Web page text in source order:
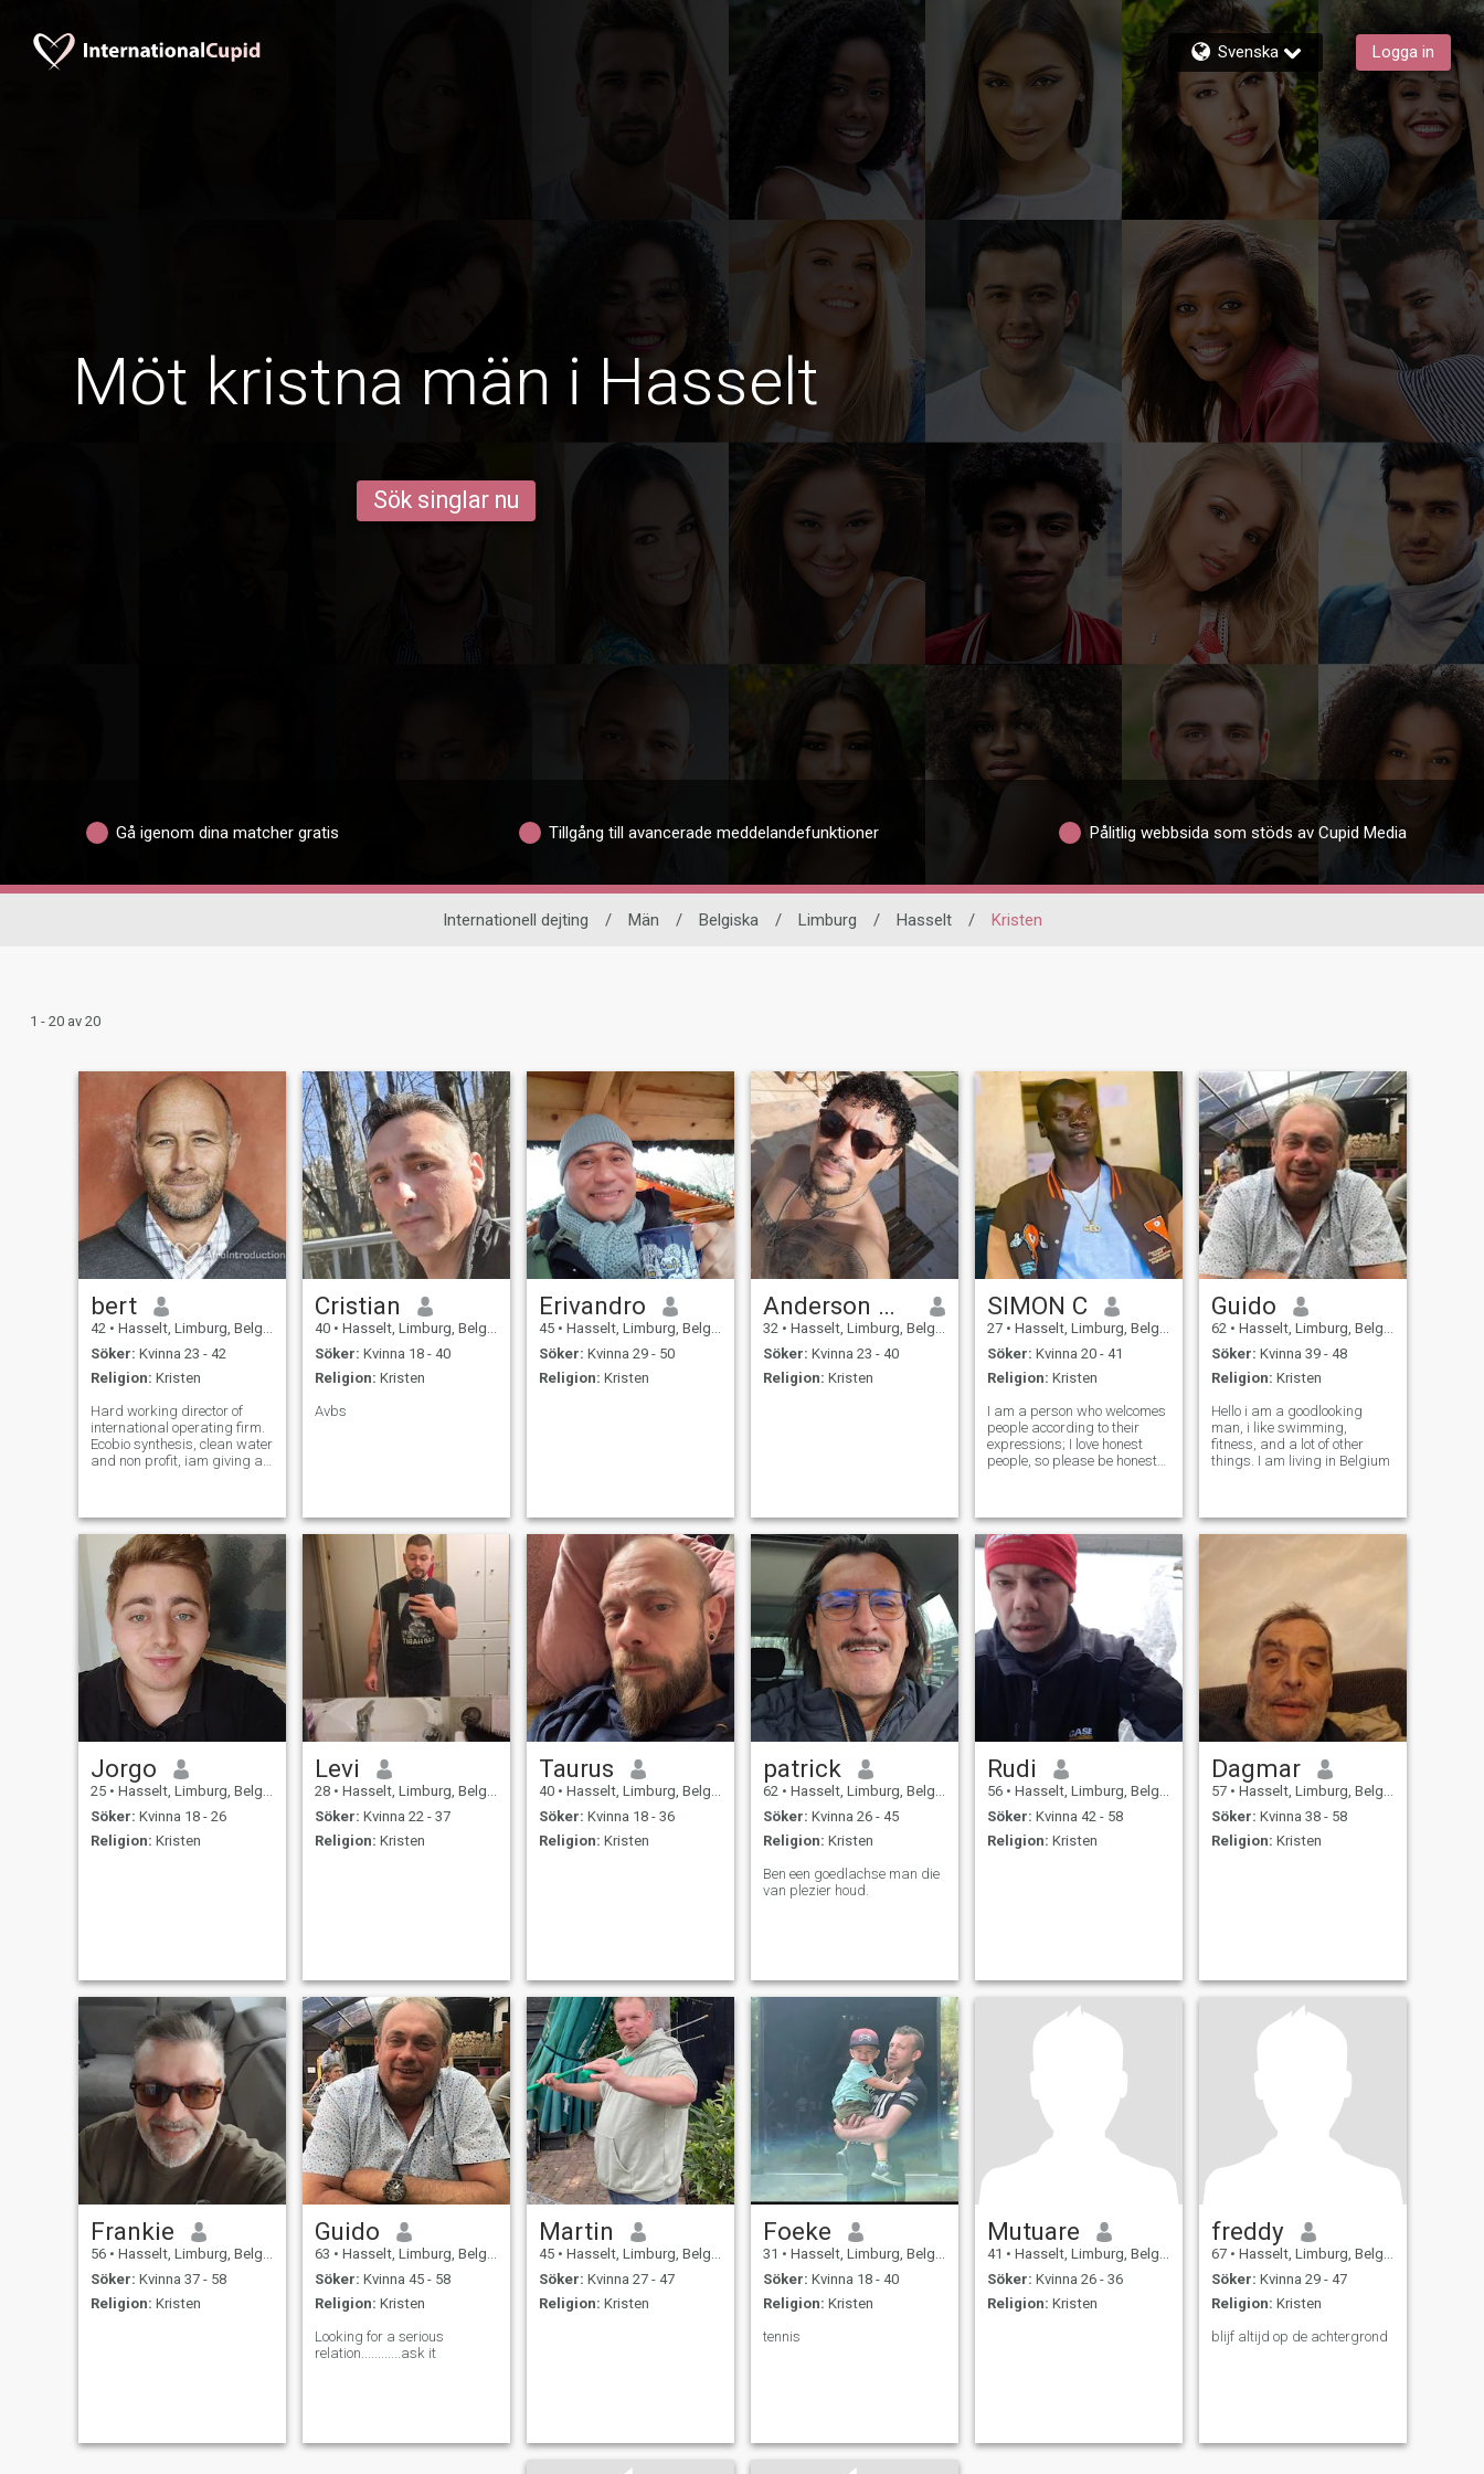
Svenska Logga in
Möt kristna män i Hasselt
Sök singlar nu
Gå igenom dina matcher gratis Tillgång till avancerade meddelandefunktioner Pålitlig webbsida som stöds av Cupid Media
Internationell dejting / Män / Belgiska / Limburg / Hasselt / Kristen
1 - 20 av 20
bert
42 • Hasselt, Limburg, Belgien
Söker: Kvinna 23 - 42
Religion: Kristen
Hard working director of
international operating firm.
Ecobio synthesis, clean water
and non profit, iam giving all
with passionate live and
enjoy. try to seek the best and
Cristian
40 • Hasselt, Limburg, Belgien
Söker: Kvinna 18 - 40
Religion: Kristen
Avbs
Erivandro
45 • Hasselt, Limburg, Belgien
Söker: Kvinna 29 - 50
Religion: Kristen
Anderson Macaro
32 • Hasselt, Limburg, Belgien
Söker: Kvinna 23 - 40
Religion: Kristen
SIMON C
27 • Hasselt, Limburg, Belgien
Söker: Kvinna 20 - 41
Religion: Kristen
I am a person who welcomes
people according to their
expressions; I love honest
people, so please be honest
Guido
62 • Hasselt, Limburg, Belgien
Söker: Kvinna 39 - 48
Religion: Kristen
Hello i am a goodlooking
man, i like swimming,
fitness, and a lot of other
things. I am living in Belgium
Jorgo
25 • Hasselt, Limburg, Belgien
Söker: Kvinna 18 - 26
Religion: Kristen
Levi
28 • Hasselt, Limburg, Belgien
Söker: Kvinna 22 - 37
Religion: Kristen
Taurus
40 • Hasselt, Limburg, Belgien
Söker: Kvinna 18 - 36
Religion: Kristen
patrick
62 • Hasselt, Limburg, Belgien
Söker: Kvinna 26 - 45
Religion: Kristen
Ben een goedlachse man die
van plezier houd.
Rudi
56 • Hasselt, Limburg, Belgien
Söker: Kvinna 42 - 58
Religion: Kristen
Dagmar
57 • Hasselt, Limburg, Belgien
Söker: Kvinna 38 - 58
Religion: Kristen
Frankie
56 • Hasselt, Limburg, Belgien
Söker: Kvinna 37 - 58
Religion: Kristen
Guido
63 • Hasselt, Limburg, Belgien
Söker: Kvinna 45 - 58
Religion: Kristen
Looking for a serious
relation............ask it
Martin
45 • Hasselt, Limburg, Belgien
Söker: Kvinna 27 - 47
Religion: Kristen
Foeke
31 • Hasselt, Limburg, Belgien
Söker: Kvinna 18 - 40
Religion: Kristen
tennis
Mutuare
41 • Hasselt, Limburg, Belgien
Söker: Kvinna 26 - 36
Religion: Kristen
freddy
67 • Hasselt, Limburg, Belgien
Söker: Kvinna 29 - 47
Religion: Kristen
blijf altijd op de achtergrond